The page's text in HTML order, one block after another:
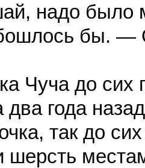
было
бы. —
Чуча до сих
два года
так до